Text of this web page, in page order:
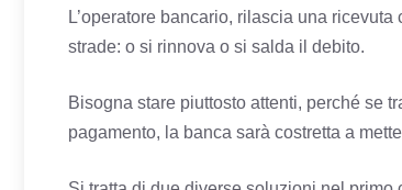
L’operatore bancario, rilascia una
strade: o si rinnova o si salda il debito.
Bisogna stare piuttosto attenti, perché se
pagamento, la banca sarà costretta a